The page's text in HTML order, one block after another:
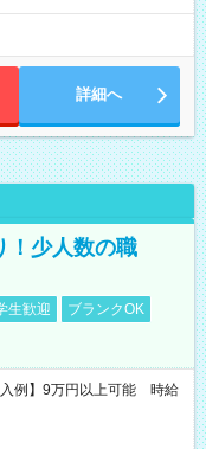
詳細へ
！少人数の職
生歓迎
ブランクOK
例】9万円以上可能 時給